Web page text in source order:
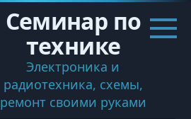
Семинар по
технике
Электроника и
радиотехника, схемы,
ремонт своими руками